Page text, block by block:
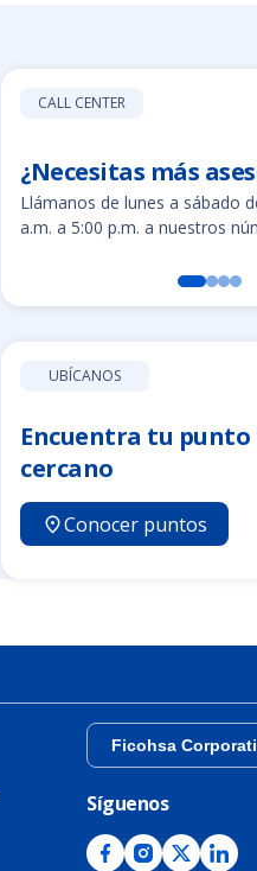
CALL CENTER
¿Necesitas más
Llámanos de lunes a sábado
a.m. a 5:00 p.m. a nuestros
UBÍCANOS
Encuentra tu punto
cercano
Conocer puntos
Ficohsa
Síguenos